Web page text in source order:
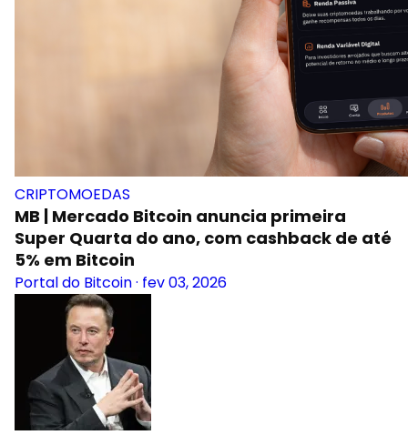
CRIPTOMOEDAS
MB | Mercado Bitcoin anuncia primeira
Super Quarta do ano, com cashback de até
5% em Bitcoin
Portal do Bitcoin· fev 03, 2026